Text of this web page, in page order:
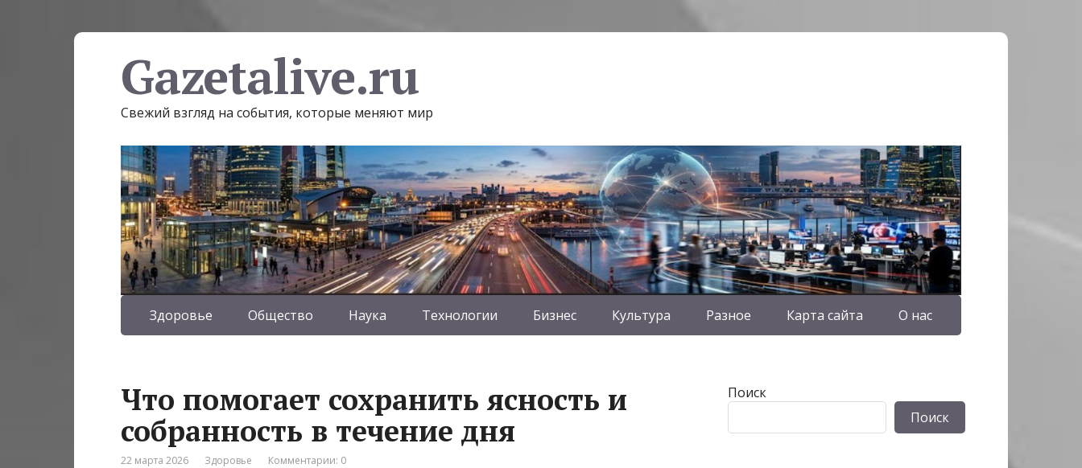
Gazetalive.ru
Свежий взгляд на события, которые меняют мир
Здоровье Общество Наука Технологии Бизнес Культура Разное Карта сайта О нас
Что помогает сохранить ясность и
собранность в течение дня
22 марта 2026 Здоровье Комментарии: 0
Поиск
Поиск